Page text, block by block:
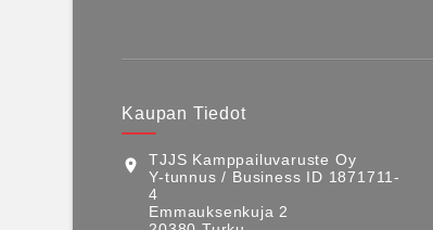
Kaupan Tiedot
location_on
TJJS Kamppailuvaruste Oy
Y-tunnus / Business ID 1871711-
4
Emmauksenkuja 2